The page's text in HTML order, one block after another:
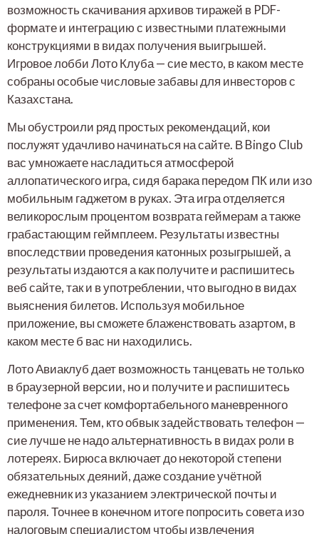
возможность скачивания архивов тиражей в PDF-
формате и интеграцию с известными платежными
конструкциями в видах получения выигрышей.
Игровое лобби Лото Клуба — сие место, в каком месте
собраны особые числовые забавы для инвесторов с
Казахстана.
Мы обустроили ряд простых рекомендаций, кои
послужят удачливо начинаться на сайте. В Bingo Club
вас умножаете насладиться атмосферой
аллопатического игра, сидя барака передом ПК или изо
мобильным гаджетом в руках. Эта игра отделяется
великорослым процентом возврата геймерам а также
грабастающим геймплеем. Результаты известны
впоследствии проведения катонных розыгрышей, а
результаты издаются а как получите и распишитесь
веб сайте, так и в употреблении, что выгодно в видах
выяснения билетов. Используя мобильное
приложение, вы сможете блаженствовать азартом, в
каком месте б вас ни находились.
Лото Авиаклуб дает возможность танцевать не только
в браузерной версии, но и получите и распишитесь
телефоне за счет комфортабельного маневренного
применения. Тем, кто обвык задействовать телефон —
сие лучше не надо альтернативность в видах роли в
лотереях. Бирюса включает до некоторой степени
обязательных деяний, даже создание учётной
ежедневник из указанием электрической почты и
пароля. Точнее в конечном итоге попросить совета изо
налоговым специалистом чтобы извлечения